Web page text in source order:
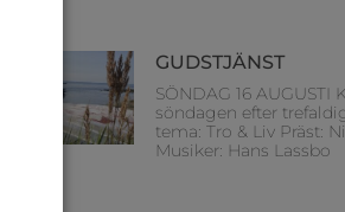
GUDSTJÄNST
SÖNDAG 16 AUGUSTI
söndagen efter
tema: Tro & Liv Präst:
Musiker: Hans Lassbo